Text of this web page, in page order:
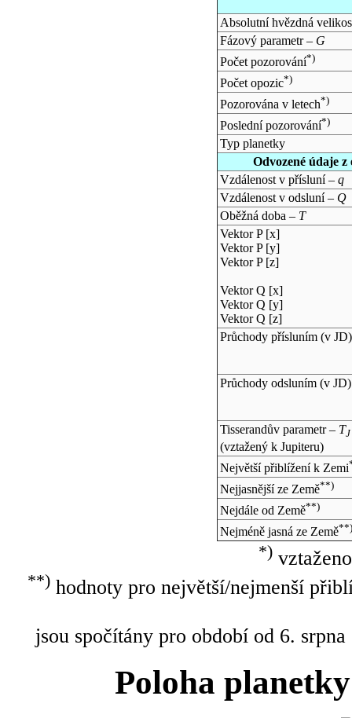
Absolutní hvězdná
Fázový parametr – G
Počet pozorování*)
Počet opozic*)
Pozorována v letech*)
Poslední pozorování*)
Typ planetky
Odvozené údaje
Vzdálenost v přísluní – q
Vzdálenost v odsluní – Q
Oběžná doba – T
Vektor P [x]
Vektor P [y]
Vektor P [z]
Vektor Q [x]
Vektor Q [y]
Vektor Q [z]
Průchody přísluním (v JD)
Průchody odsluním (v JD)
Tisserandův parametr – TJ
(vztažený k Jupiteru)
Největší přiblížení k Zemi
Nejjasnější ze Země**)
Nejdále od Země**)
Nejméně jasná ze Země**)
*)
**)hodnoty pro největší/nejmenší
jsou spočítány pro období od 6.
Poloha